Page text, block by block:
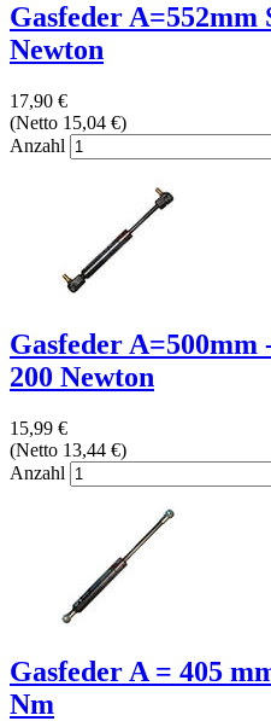
Gasfeder A=552mm
Newton
17,90 €
(Netto 15,04 €)
Anzahl
Gasfeder
200 Newton
15,99 €
(Netto 13,44 €)
Anzahl
Gasfeder A = 405
Nm